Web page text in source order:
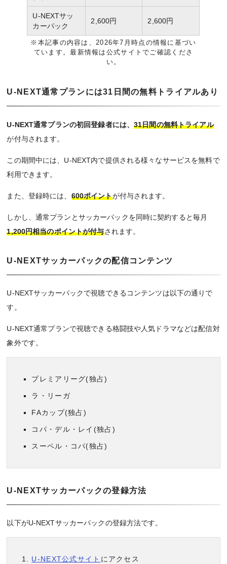
U-NEXTサッ
カーパック
2,600円 2,600円
※本記事の内容は、2026年7月時点の情報に基づい
ています。最新情報は公式サイトでご確認くださ
い。
U-NEXT通常プランには31日間の無料トライアルあり
U-NEXT通常プランの初回登録者には、31日間の無料トライアル
が付与されます。
この期間中には、U-NEXT内で提供される様々なサービスを無料で
利用できます。
また、登録時には、 600ポイントが付与されます。
しかし、通常プランとサッカーパックを同時に契約すると毎月
1,200円相当のポイントが付与されます。
U-NEXTサッカーパックの配信コンテンツ
U-NEXTサッカーパックで視聴できるコンテンツは以下の通りで
す。
U-NEXT通常プランで視聴できる格闘技や人気ドラマなどは配信対
象外です。
プレミアリーグ(独占)
ラ・リーガ
FAカップ(独占)
コパ・デル・レイ(独占)
スーペル・コパ(独占)
U-NEXTサッカーパックの登録方法
以下がU-NEXTサッカーパックの登録方法です。
U-NEXT公式サイト にアクセス